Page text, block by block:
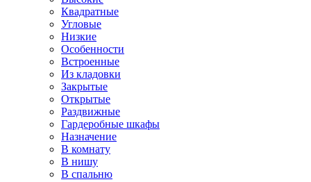
Квадратные
Угловые
Низкие
Особенности
Встроенные
Из кладовки
Закрытые
Открытые
Раздвижные
Гардеробные шкафы
Назначение
В комнату
В нишу
В спальню